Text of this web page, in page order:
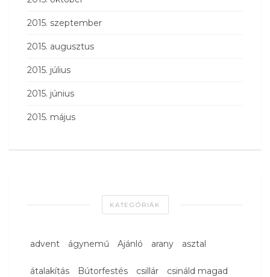
2015. szeptember
2015. augusztus
2015. július
2015. június
2015. május
KATEGÓRIÁK
advent ágynemű Ajánló arany asztal
átalakítás Bútorfestés csillár csináld magad